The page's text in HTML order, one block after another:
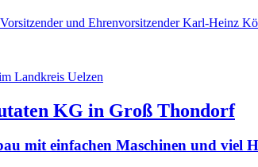
und Ehrenvorsitzender Karl-Heinz
Landkreis Uelzen
KG in Groß Thondorf
mit einfachen Maschinen und viel